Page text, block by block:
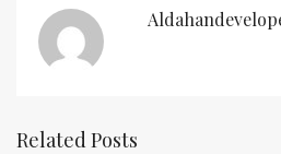
Related Posts